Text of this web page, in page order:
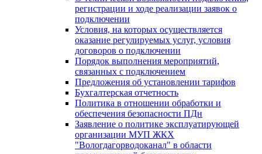
регистрации и ходе реализации заявок о
подключении
Условия, на которых осуществляется
оказание регулируемых услуг, условия
договоров о подключении
Порядок выполнения мероприятий,
связанных с подключением
Предложения об установлении тарифов
Бухгалтерская отчетность
Политика в отношении обработки и
обеспечения безопасности ПДн
Заявление о политике эксплуатирующей
организации МУП ЖКХ
"Вологдагорводоканал" в области